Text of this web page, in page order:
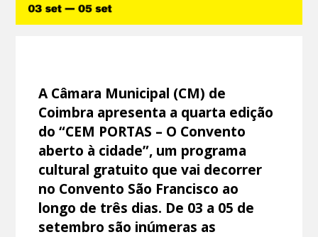
A Câmara Municipal (CM) de
Coimbra apresenta a quarta edição
do “CEM PORTAS – O Convento
aberto à cidade”, um programa
cultural gratuito que vai decorrer
no Convento São Francisco ao
longo de três dias. De 03 a 05 de
setembro são inúmeras as